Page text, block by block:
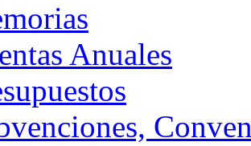
Anuales